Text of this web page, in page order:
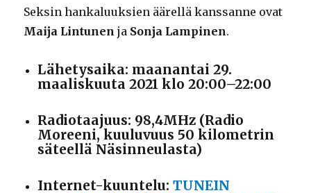
Seksin hankaluuksien äärellä kanssanne ovat
Maija Lintunen ja Sonja Lampinen.
Lähetysaika: maanantai 29.
maaliskuuta 2021 klo 20:00–22:00
Radiotaajuus: 98,4MHz (Radio
Moreeni, kuuluvuus 50 kilometrin
säteellä Näsinneulasta)
Internet-kuuntelu:TUNEIN